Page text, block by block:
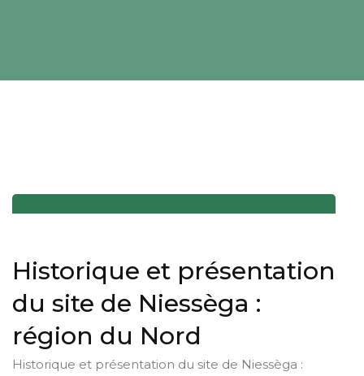
Historique et présentation
du site de Niessèga :
région du Nord
Historique et présentation du site de Niessèga :